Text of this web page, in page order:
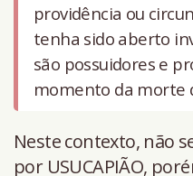
providência ou
tenha sido aberto
são possuidores e
momento da morte
Neste contexto, não
por USUCAPIÃO,